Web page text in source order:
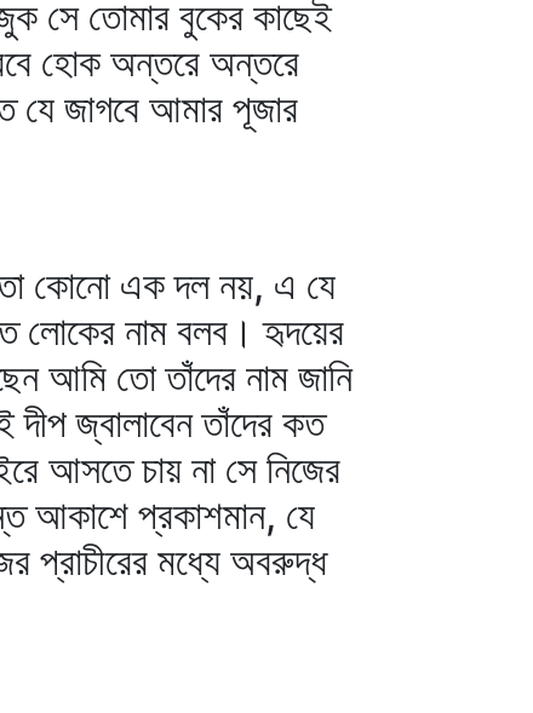
সে তোমার বুকের কাছেই
হোক অন্তরে অন্তরে
যে জাগবে আমার পূজার
কোনো এক দল নয়, এ যে
নাম বলব। হৃদয়ের
আমি তো তাঁদের নাম জানি
জ্বালাবেন তাঁদের কত
আসতে চায় না সে নিজের
আকাশে প্রকাশমান, যে
প্রাচীরের মধ্যে অবরুদ্ধ